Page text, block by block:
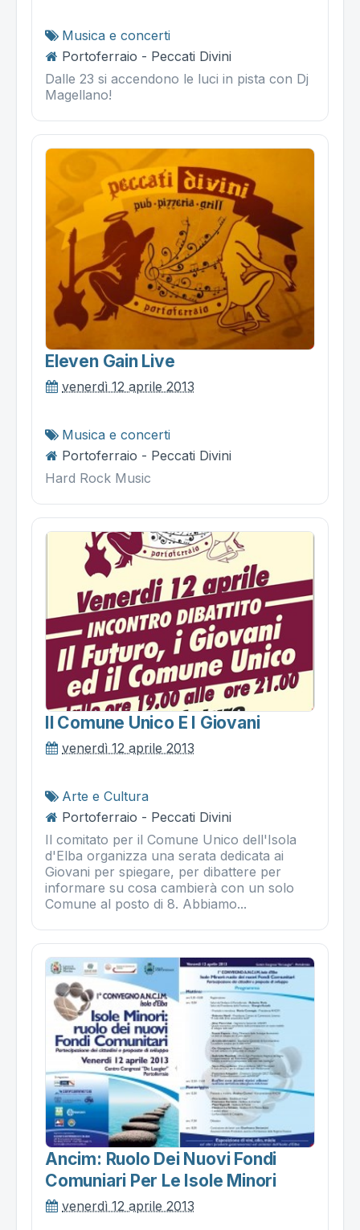
Musica e concerti
Portoferraio - Peccati Divini
Dalle 23 si accendono le luci in pista con Dj
Magellano!
Eleven Gain Live
venerdì 12 aprile 2013
Musica e concerti
Portoferraio - Peccati Divini
Hard Rock Music
Il Comune Unico E I Giovani
venerdì 12 aprile 2013
Arte e Cultura
Portoferraio - Peccati Divini
Il comitato per il Comune Unico dell'Isola
d'Elba organizza una serata dedicata ai
Giovani per spiegare, per dibattere per
informare su cosa cambierà con un solo
Comune al posto di 8. Abbiamo...
Ancim: Ruolo Dei Nuovi Fondi
Comuniari Per Le Isole Minori
venerdì 12 aprile 2013